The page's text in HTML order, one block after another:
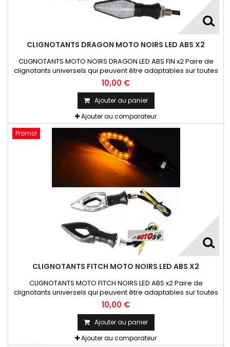
CLIGNOTANTS DRAGON MOTO NOIRS LED ABS X2
CLIGNOTANTS MOTO NOIRS DRAGON LED ABS FIN x2 Paire de
clignotants universels qui peuvent être adaptables sur toutes
motos ou scooters
10,00 €
Ajouter au panier
Ajouter au comparateur
Promo!
CLIGNOTANTS FITCH MOTO NOIRS LED ABS X2
CLIGNOTANTS MOTO FITCH NOIRS LED ABS x2 Paire de
clignotants universels qui peuvent être adaptables sur toutes
motos ou scooters
10,00 €
Ajouter au panier
Ajouter au comparateur